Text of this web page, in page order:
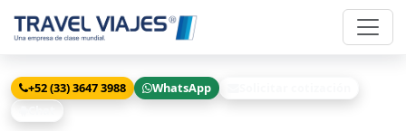
+52 (33) 3647 3988 WhatsApp